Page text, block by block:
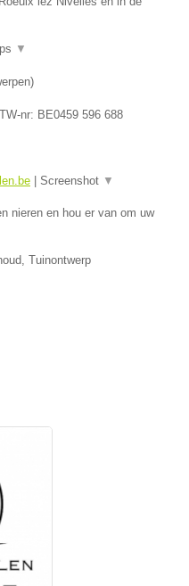
▼
)
nr: BE0459 596 688
Screenshot ▼
nieren en hou er van om uw
Tuinontwerp